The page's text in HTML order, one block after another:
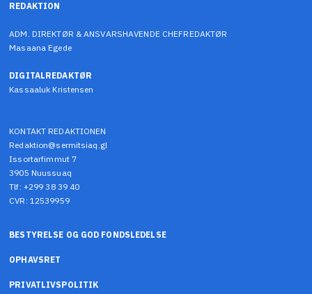
REDAKTION
ADM. DIREKTØR & ANSVARSHAVENDE CHEFREDAKTØR
Masaana Egede
DIGITALREDAKTØR
Kassaaluk Kristensen
KONTAKT REDAKTIONEN
Redaktion@sermitsiaq.gl
Issortarfimmut 7
3905 Nuussuaq
Tlf: +299 38 39 40
CVR: 12539959
BESTYRELSE OG GOD FONDSLEDELSE
OPHAVSRET
PRIVATLIVSPOLITIK